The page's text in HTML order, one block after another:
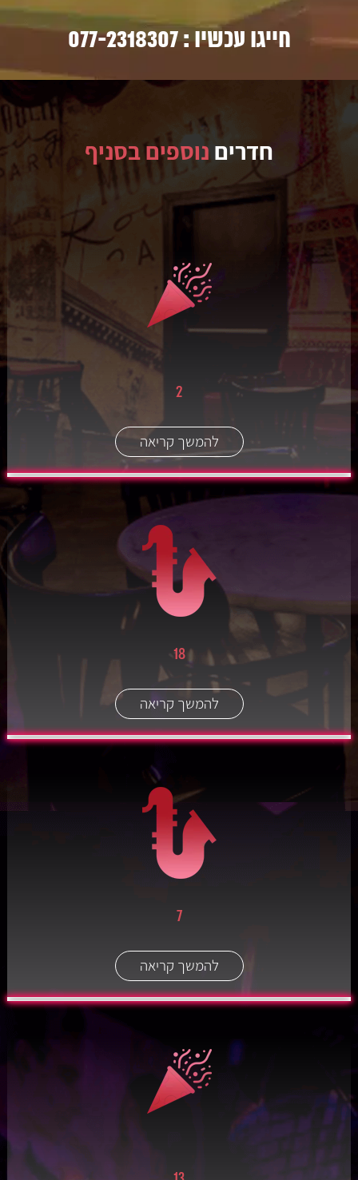
חייגו עכשיו :077-2318307
חדריםנוספים בסניף
2
להמשך קריאה
18
להמשך קריאה
7
להמשך קריאה